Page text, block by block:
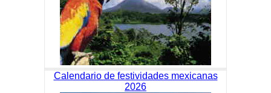
Calendario de festividades mexicanas
2026